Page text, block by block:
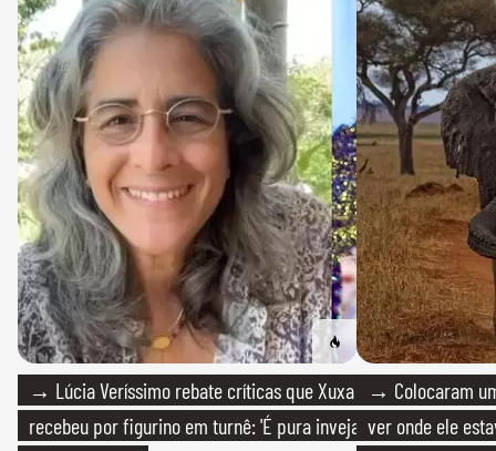
→ Lúcia Veríssimo rebate críticas que Xuxa
recebeu por figurino em turnê: 'É pura inveja
→ Colocaram
ver onde ele